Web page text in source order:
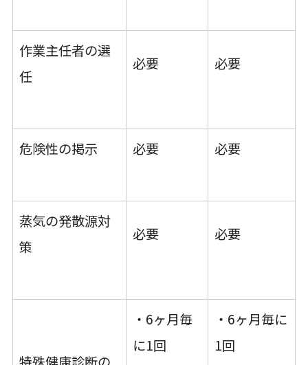
作業主任者の選
任
必要 必要
危険性の掲示 必要 必要
蒸気の発散源対
策
必要 必要
・6ヶ月毎
に1回
・6ヶ月毎に
1回